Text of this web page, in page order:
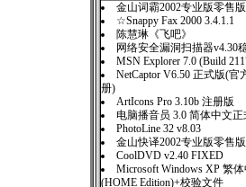
金山词霸2002专业版零售版
☆Snappy Fax 2000 3.4.1.1
陈慧琳《飞吧》
网络安全漏洞扫描器v4.30
MSN Explorer 7.0 (Build
NetCaptor V6.50 正式版(官
册)
ArtIcons Pro 3.10b 注册版
电脑播音员 3.0 简体中文正
PhotoLine 32 v8.03
金山快译2002专业版零售版
CoolDVD v2.40 FIXED
Microsoft Windows XP 繁
(HOME Edition)+校验文件